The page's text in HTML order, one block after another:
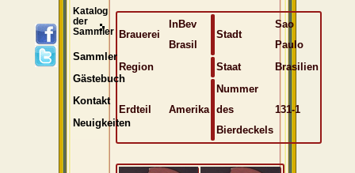
Brauerei
InBev
Brasil
Stadt
Sao
Paulo
Region
Staat Brasilien
Erdteil Amerika
Nummer
des
Bierdeckels
131-1
Katalog
der
Sammler
Sammler
Gästebuch
Kontakt
Neuigkeiten